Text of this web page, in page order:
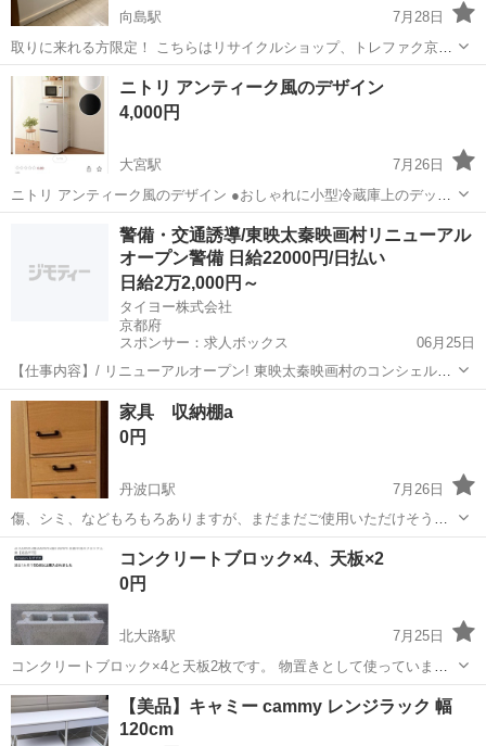
向島駅
7月28日
取りに来れる方限定！ こちらはリサイクルショップ、トレファク京都
宇治店からの出品です。 ●商品情報 アイテム名:カウンター下収納 サ
イズ：幅約120cm×奥行き約30cm×高さ約67cm 状態：中古品の為細...
京都 京都市 向島駅 トレファク
ニトリ アンティーク風のデザイン
4,000円
大宮駅
7月26日
ニトリ アンティーク風のデザイン ●おしゃれに小型冷蔵庫上のデッド
スペースを有効活用できる収納ラックです。 ●棚板には合成樹脂化粧
繊維板（塩化ビニール）を使用している為、水に強く液体がかかって
もサッと拭き取ることができます...
京都市 大宮駅 収納家具
警備・交通誘導/東映太秦映画村リニューアル
オープン警備 日給22000円/日払い
日給2万2,000円～
タイヨー株式会社
京都府
スポンサー：求人ボックス
06月25日
【仕事内容】/ リニューアルオープン! 東映太秦映画村のコンシェルジ
ュ! お仕事内容 リニューアルオープンする東映太秦映画村での 警備ス
タッフをお願いします! 目指せ!「おもてなし」のできる警備員! 具体的
には…? ・出入管理業務...
アルバイト・パート
家具 収納棚a
0円
丹波口駅
7月26日
傷、シミ、などもろもろありますが、まだまだご使用いただけそうで
す。 【サイズ】 ・幅：約31cm ・奥行：約45cm ・高さ：約178cm 🔸
できる限り清掃してお渡しします。 中古品のため、ご理解いただける
京都 京都市 丹波口駅 収納家具
コンクリートブロック×4、天板×2
0円
北大路駅
7月25日
コンクリートブロック×4と天板2枚です。 物置きとして使っていまし
た。 測りがないので、天板のサイズはわかりません。1mくらいかなと
思います。 計6点、8,000円くらいでAmazonで買いました。ゴミに出
すのが面倒なので、...
京都 京都市 北大路駅 コンクリートブロック
【美品】キャミー cammy レンジラック 幅
120cm